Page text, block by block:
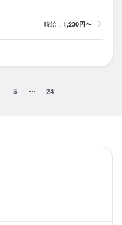
時給： 1,230円〜
5 24